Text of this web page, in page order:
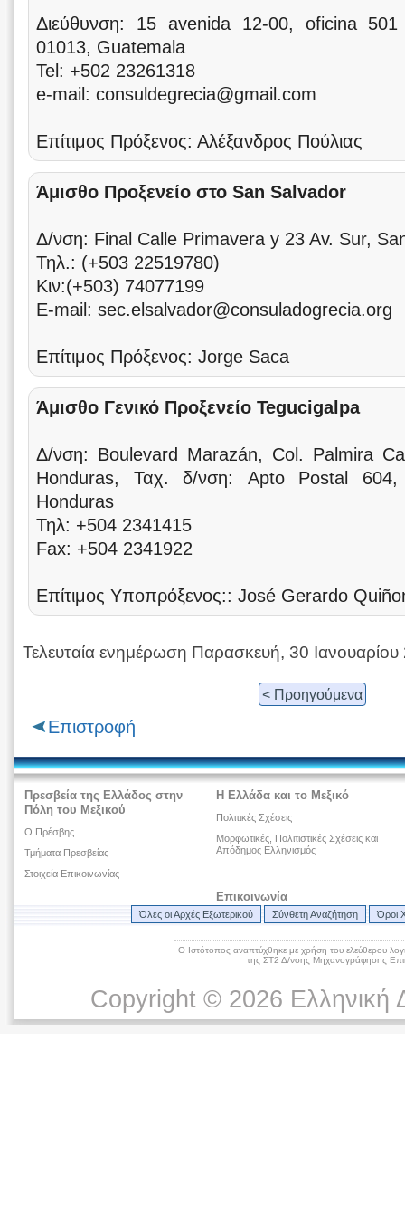
Διεύθυνση: 15 avenida 12-00, oficina
01013, Guatemala
Tel: +502 23261318
e-mail: consuldegrecia@gmail.com
Επίτιμος Πρόξενος: Αλέξανδρος Πούλιας
Άμισθο Προξενείο στο San Salvador
Δ/νση: Final Calle Primavera y 23 Av. Sur,
Τηλ.: (+503 22519780)
Κιν:(+503) 74077199
E-mail: sec.elsalvador@consuladogrecia.org
Επίτιμος Πρόξενος: Jorge Saca
Άμισθο Γενικό Προξενείο Tegucigalpa
Δ/νση: Boulevard Marazán, Col. Palmira
Honduras, Ταχ. δ/νση: Apto Postal 604,
Honduras
Τηλ: +504 2341415
Fax: +504 2341922
Επίτιμος Υποπρόξενος:: José Gerardo
Τελευταία ενημέρωση Παρασκευή, 30
< Προηγούμενα
Επιστροφή
Πρεσβεία της Ελλάδος στην
Πόλη του Μεξικού
O Πρέσβης
Τμήματα Πρεσβείας
Στοιχεία Επικοινωνίας
Η Ελλάδα και το Μεξικό
Πολιτικές Σχέσεις
Μορφωτικές, Πολιτιστικές Σχέσεις και
Απόδημος Ελληνισμός
Επικοινωνία
Όλες οι Αρχές Εξωτερικού Σύνθετη Αναζήτηση Όροι
Ο Ιστότοπος αναπτύχθηκε με χρήση του ελεύθερου
της ΣΤ2 Δ/νσης Μηχανογράφησης
Copyright © 2026